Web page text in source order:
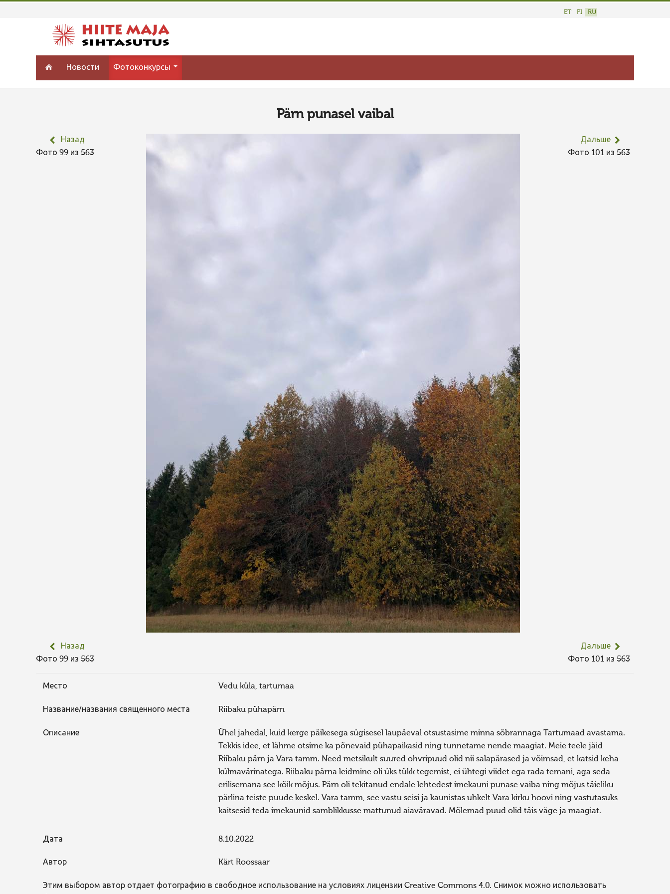
ET FI RU
Новости Фотоконкурсы
Pärn punasel vaibal
Назад
Фото 99 из 563
Дальше
Фото 101 из 563
Назад
Фото 99 из 563
Дальше
Фото 101 из 563
Место Vedu küla, tartumaa
Название/названия священного места Riibaku pühapärn
Описание
Ühel jahedal, kuid kerge päikesega sügisesel laupäeval otsustasime minna sõbrannaga Tartumaad avastama.
Tekkis idee, et lähme otsime ka põnevaid pühapaikasid ning tunnetame nende maagiat. Meie teele jäid
Riibaku pärn ja Vara tamm. Need metsikult suured ohvripuud olid nii salapärased ja võimsad, et katsid keha
külmavärinatega. Riibaku pärna leidmine oli üks tükk tegemist, ei ühtegi viidet ega rada temani, aga seda
erilisemana see kõik mõjus. Pärn oli tekitanud endale lehtedest imekauni punase vaiba ning mõjus täieliku
pärlina teiste puude keskel. Vara tamm, see vastu seisi ja kaunistas uhkelt Vara kirku hoovi ning vastutasuks
kaitsesid teda imekaunid samblikkusse mattunud aiaväravad. Mõlemad puud olid täis väge ja maagiat.
Дата 8.10.2022
Автор Kärt Roossaar
Этим выбором автор отдает фотографию в свободное использование на условиях лицензии Creative Commons 4.0. Снимок можно использовать